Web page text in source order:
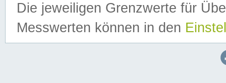
Die jeweiligen Grenzwerte für
Messwerten können in den